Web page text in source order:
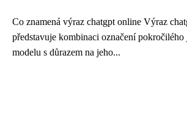
Co znamená výraz chatgpt online Výraz
představuje kombinaci označení
modelu s důrazem na jeho...